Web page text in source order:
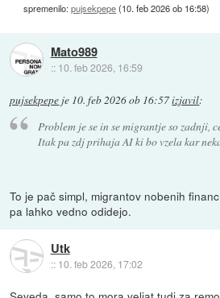
spremenilo:pujsekpepe(10. feb 2026 ob 16:58)
Mato989
:: 10. feb 2026, 16:59
pujsekpepe je 10. feb 2026 ob 16:57izjavil:
Problem je se in se migrantje so zadnji,
Itak pa zdj prihaja AI ki bo vzela kar
To je pač simpl, migrantov nobenih
pa lahko vedno odidejo.
Utk
:: 10. feb 2026, 17:02